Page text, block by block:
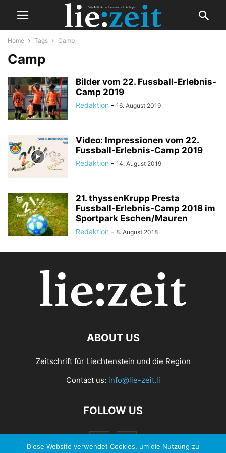
Home Tags Camp
Camp
Bilder vom 22. Fussball-Erlebnis-
Camp 2019
Redaktion - 16. August 2019
Video: Impressionen vom 22.
Fussball-Erlebnis-Camp 2019
Redaktion - 14. August 2019
21. thyssenKrupp Presta
Fussball-Erlebnis-Camp 2018 im
Sportpark Eschen/Mauren
Redaktion - 8. August 2018
ABOUT US
Zeitschrift für Liechtenstein und die Region
Contact us: info@lie-zeit.li
FOLLOW US
Diese Website verwendet Cookies, um die Nutzung zu